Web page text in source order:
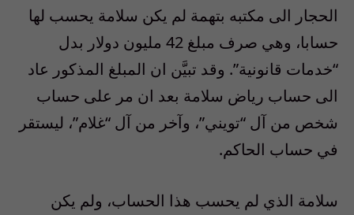
الحجار الى مكتبه بتهمة لم يكن سلامة يحسب لها
حسابا، وهي صرف مبلغ 42 مليون دولار بدل
“خدمات قانونية”. وقد تبيَّن ان المبلغ المذكور عاد
الى حساب رياض سلامة بعد ان مر على حساب
شخص من آل “تويني”، وآخر من آل “غلام”، ليستقر
في حساب الحاكم.
سلامة الذي لم يحسب هذا الحساب، ولم يكن